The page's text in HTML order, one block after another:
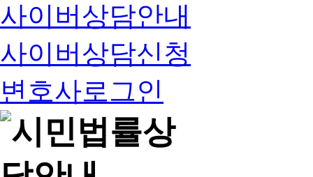
사이버상담안내
사이버상담신청
변호사로그인